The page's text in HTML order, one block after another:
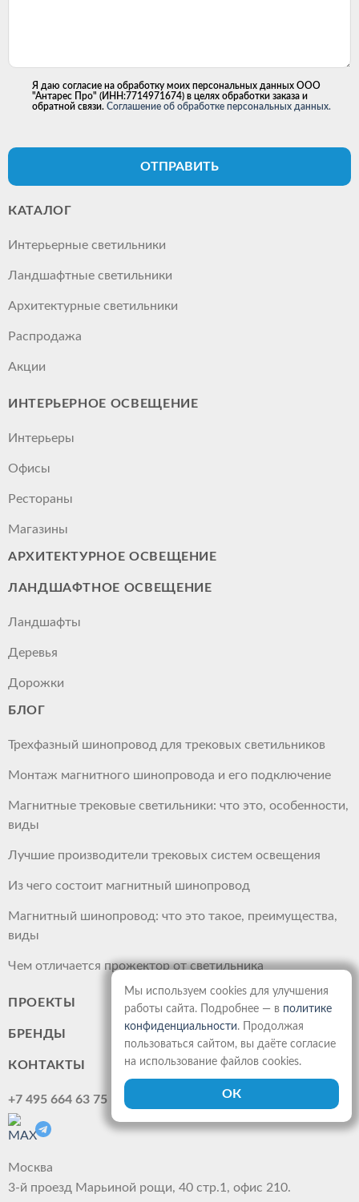
Я даю согласие на обработку моих персональных данных ООО
"Антарес Про" (ИНН:7714971674) в целях обработки заказа и
обратной связи. Соглашение об обработке персональных данных.
ОТПРАВИТЬ
КАТАЛОГ
Интерьерные светильники
Ландшафтные светильники
Архитектурные светильники
Распродажа
Акции
ИНТЕРЬЕРНОЕ ОСВЕЩЕНИЕ
Интерьеры
Офисы
Рестораны
Магазины
АРХИТЕКТУРНОЕ ОСВЕЩЕНИЕ
ЛАНДШАФТНОЕ ОСВЕЩЕНИЕ
Ландшафты
Деревья
Дорожки
БЛОГ
Трехфазный шинопровод для трековых светильников
Монтаж магнитного шинопровода и его подключение
Магнитные трековые светильники: что это, особенности,
виды
Лучшие производители трековых систем освещения
Из чего состоит магнитный шинопровод
Магнитный шинопровод: что это такое, преимущества,
виды
Чем отличается прожектор от светильника
ПРОЕКТЫ
БРЕНДЫ
КОНТАКТЫ
+7 495 664 63 75
Москва
3-й проезд Марьиной рощи, 40 стр.1, офис 210.
Мы используем cookies для улучшения
работы сайта. Подробнее — в политике
конфиденциальности. Продолжая
пользоваться сайтом, вы даёте согласие
на использование файлов cookies.